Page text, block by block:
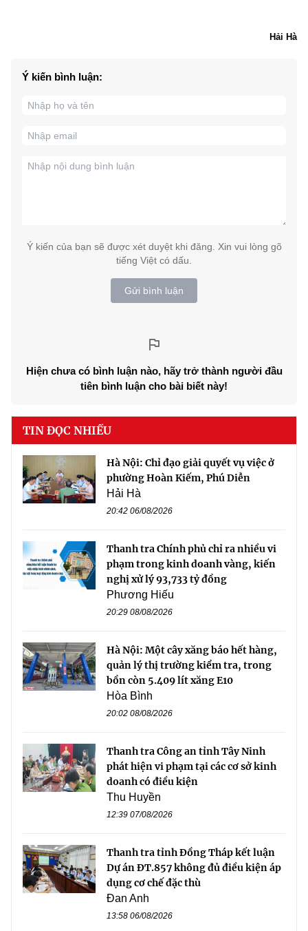
Hải Hà
Ý kiến bình luận:
Ý kiến của bạn sẽ được xét duyệt khi đăng. Xin vui lòng gõ
tiếng Việt có dấu.
Gửi bình luận
Hiện chưa có bình luận nào, hãy trở thành người đầu
tiên bình luận cho bài biết này!
TIN ĐỌC NHIỀU
Hà Nội: Chỉ đạo giải quyết vụ việc ở
phường Hoàn Kiếm, Phú Diễn
Hải Hà
20:42 06/08/2026
Thanh tra Chính phủ chỉ ra nhiều vi
phạm trong kinh doanh vàng, kiến
nghị xử lý 93,733 tỷ đồng
Phương Hiếu
20:29 08/08/2026
Hà Nội: Một cây xăng báo hết hàng,
quản lý thị trường kiểm tra, trong
bồn còn 5.409 lít xăng E10
Hòa Bình
20:02 08/08/2026
Thanh tra Công an tỉnh Tây Ninh
phát hiện vi phạm tại các cơ sở kinh
doanh có điều kiện
Thu Huyền
12:39 07/08/2026
Thanh tra tỉnh Đồng Tháp kết luận
Dự án ĐT.857 không đủ điều kiện áp
dụng cơ chế đặc thù
Đan Anh
13:58 06/08/2026